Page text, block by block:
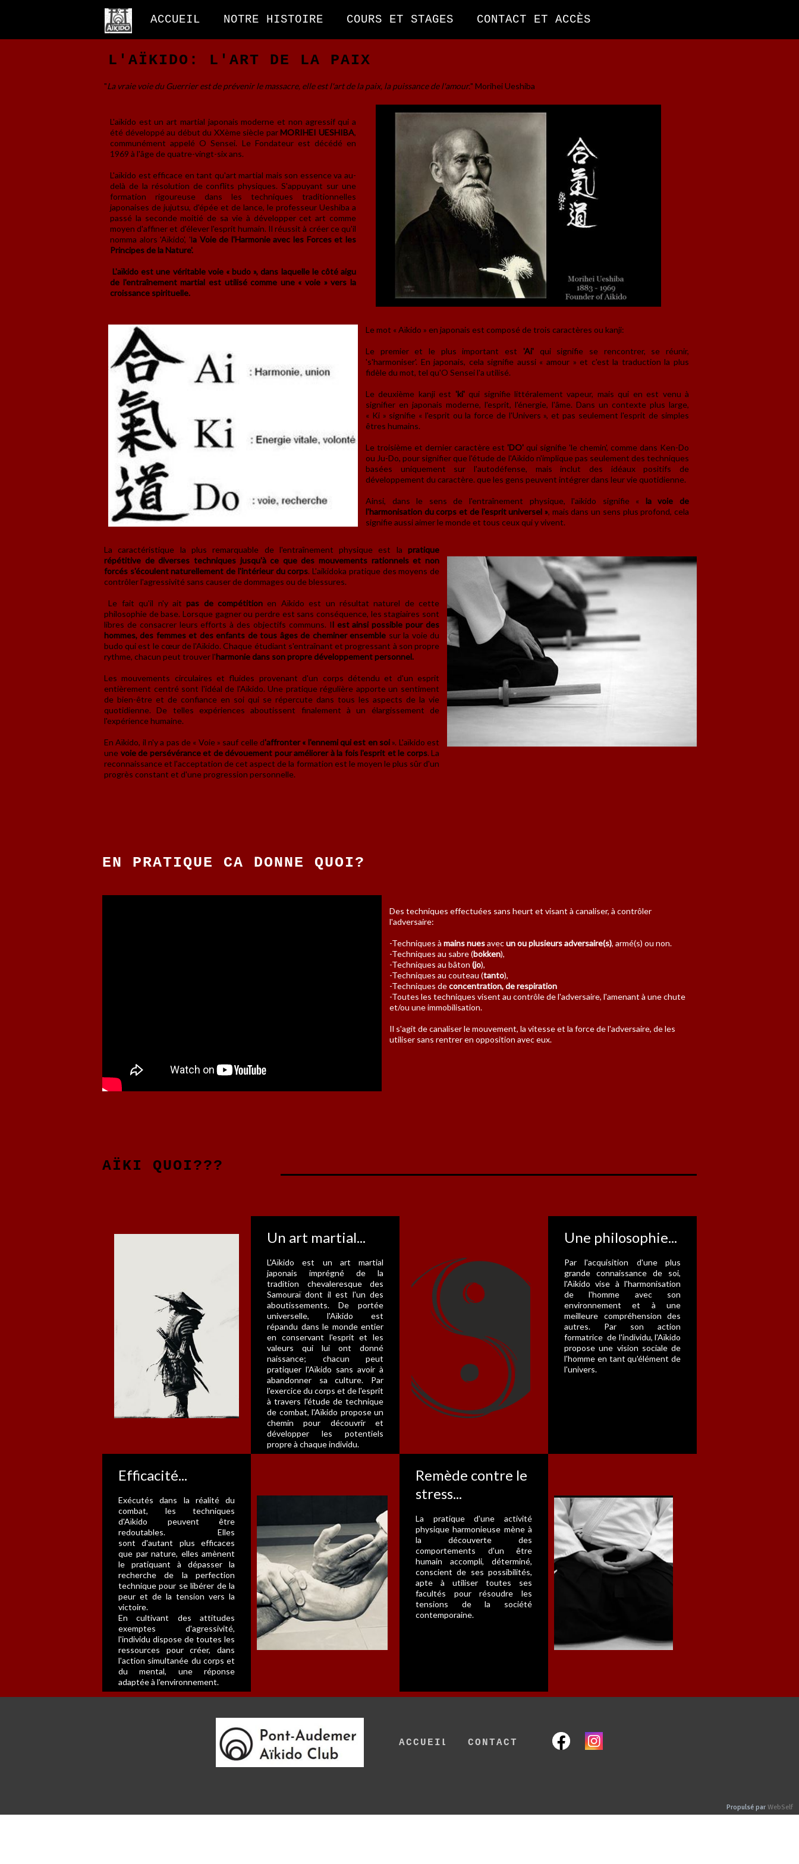
ACCUEIL NOTRE HISTOIRE COURS ET STAGES CONTACT ET ACCÈS
L'AÏKIDO: L'ART DE LA PAIX
"La vraie voie du Guerrier est de prévenir le massacre, elle est l'art de la paix, la puissance de l'amour." Morihei Ueshiba
L'aïkido est un art martial japonais moderne et non agressif qui a
été développé au début du XXème siècle parMORIHEI UESHIBA,
communément appelé O Sensei. Le Fondateur est décédé en
1969 à l'âge de quatre-vingt-six ans.
L'aïkido est efficace en tant qu'art martial mais son essence va au-
delà de la résolution de conflits physiques. S'appuyant sur une
formation rigoureuse dans les techniques traditionnelles
japonaises de jujutsu, d'épée et de lance, le professeur Ueshiba a
passé la seconde moitié de sa vie à développer cet art comme
moyen d'affiner et d'élever l'esprit humain. Il réussit à créer ce qu'il
nomma alors 'Aïkido', 'la Voie de l'Harmonie avec les Forces et les
Principes de la Nature'.
L'aïkido est une véritable voie « budo », dans laquelle le côté aigu
de l'entraînement martial est utilisé comme une « voie » vers la
croissance spirituelle.
Le mot « Aïkido » en japonais est composé de trois caractères ou kanji:
Le premier et le plus important est 'Ai'qui signifie se rencontrer, se réunir,
's'harmoniser'. En japonais, cela signifie aussi « amour » et c'est la traduction la plus
fidèle du mot, tel qu'O Sensei l'a utilisé.
Le deuxième kanji est 'ki'qui signifie littéralement vapeur, mais qui en est venu à
signifier en japonais moderne, l'esprit, l'énergie, l'âme. Dans un contexte plus large,
« Ki » signifie « l'esprit ou la force de l'Univers », et pas seulement l'esprit de simples
êtres humains.
Le troisième et dernier caractère est 'DO' qui signifie 'le chemin', comme dans Ken-Do
ou Ju-Do, pour signifier que l'étude de l'Aïkido n'implique pas seulement des techniques
basées uniquement sur l'autodéfense, mais inclut des idéaux positifs de
développement du caractère. que les gens peuvent intégrer dans leur vie quotidienne.
Ainsi, dans le sens de l'entraînement physique, l'aïkido signifie « la voie de
l'harmonisation du corps et de l'esprit universel », mais dans un sens plus profond, cela
signifie aussi aimer le monde et tous ceux qui y vivent.
La caractéristique la plus remarquable de l'entraînement physique est la pratique
répétitive de diverses techniques jusqu'à ce que des mouvements rationnels et non
forcés s'écoulent naturellement de l'intérieur du corps. L'aikidoka pratique des moyens de
contrôler l'agressivité sans causer de dommages ou de blessures.
Le fait qu'il n'y aitpas de compétition en Aïkido est un résultat naturel de cette
philosophie de base. Lorsque gagner ou perdre est sans conséquence, les stagiaires sont
libres de consacrer leurs efforts à des objectifs communs. Il est ainsi possible pour des
hommes, des femmes et des enfants de tous âges de cheminer ensemble sur la voie du
budo qui est le cœur de l'Aïkido. Chaque étudiant s'entraînant et progressant à son propre
rythme, chacun peut trouver l'harmonie dans son propre développement personnel.
Les mouvements circulaires et fluides provenant d'un corps détendu et d'un esprit
entièrement centré sont l'idéal de l'Aïkido. Une pratique régulière apporte un sentiment
de bien-être et de confiance en soi qui se répercute dans tous les aspects de la vie
quotidienne. De telles expériences aboutissent finalement à un élargissement de
l'expérience humaine.
En Aïkido, il n'y a pas de « Voie » sauf celle d'affronter « l'ennemi qui est en soi». L'aïkido est
une voie de persévérance et de dévouement pour améliorer à la fois l'esprit et le corps. La
reconnaissance et l'acceptation de cet aspect de la formation est le moyen le plus sûr d'un
progrès constant et d'une progression personnelle.
EN PRATIQUE CA DONNE QUOI?
Des techniques effectuées sans heurt et visant à canaliser, à contrôler
l'adversaire:
-Techniques à mains nuesavecun ou plusieurs adversaire(s), armé(s) ou non.
-Techniques au sabre (bokken),
-Techniques au bâton (jo),
-Techniques au couteau (tanto),
-Techniques deconcentration, de respiration
-Toutes les techniques visent au contrôle de l'adversaire, l'amenant à une chute
et/ou une immobilisation.
Il s'agit de canaliser le mouvement, la vitesse et la force de l'adversaire, de les
utiliser sans rentrer en opposition avec eux.
AÏKI QUOI???
Un art martial...
L'Aïkido est un art martial
japonais imprégné de la
tradition chevaleresque des
Samouraï dont il est l'un des
aboutissements. De portée
universelle, l'Aïkido est
répandu dans le monde entier
en conservant l'esprit et les
valeurs qui lui ont donné
naissance; chacun peut
pratiquer l'Aïkido sans avoir à
abandonner sa culture. Par
l'exercice du corps et de l'esprit
à travers l'étude de technique
de combat, l'Aïkido propose un
chemin pour découvrir et
développer les potentiels
propre à chaque individu.
Une philosophie...
Par l'acquisition d'une plus
grande connaissance de soi,
l'Aïkido vise à l'harmonisation
de l'homme avec son
environnement et à une
meilleure compréhension des
autres. Par son action
formatrice de l'individu, l'Aïkido
propose une vision sociale de
l'homme en tant qu'élément de
l'univers.
Efficacité...
Exécutés dans la réalité du
combat, les techniques
d'Aïkido peuvent être
redoutables. Elles
sont d'autant plus efficaces
que par nature, elles amènent
le pratiquant à dépasser la
recherche de la perfection
technique pour se libérer de la
peur et de la tension vers la
victoire.
En cultivant des attitudes
exemptes d'agressivité,
l'individu dispose de toutes les
ressources pour créer, dans
l'action simultanée du corps et
du mental, une réponse
adaptée à l'environnement.
Remède contre le
stress...
La pratique d'une activité
physique harmonieuse mène à
la découverte des
comportements d'un être
humain accompli, déterminé,
conscient de ses possibilités,
apte à utiliser toutes ses
facultés pour résoudre les
tensions de la société
contemporaine.
ACCUEIL CONTACT
Propulsé par WebSelf